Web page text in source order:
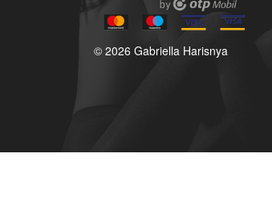
© 2026 Gabriella Harisnya